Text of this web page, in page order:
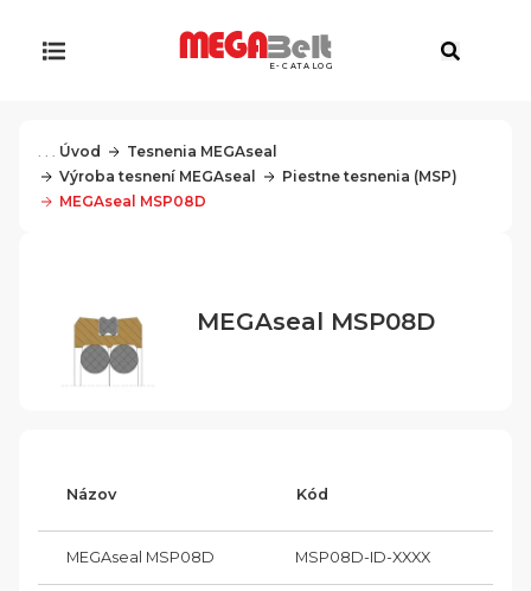
E-CATALOG
. . . Úvod
Tesnenia MEGAseal
Výroba tesnení MEGAseal
Piestne tesnenia (MSP)
MEGAseal MSP08D
MEGAseal MSP08D
Názov Kód
MEGAseal MSP08D MSP08D-ID-XXXX